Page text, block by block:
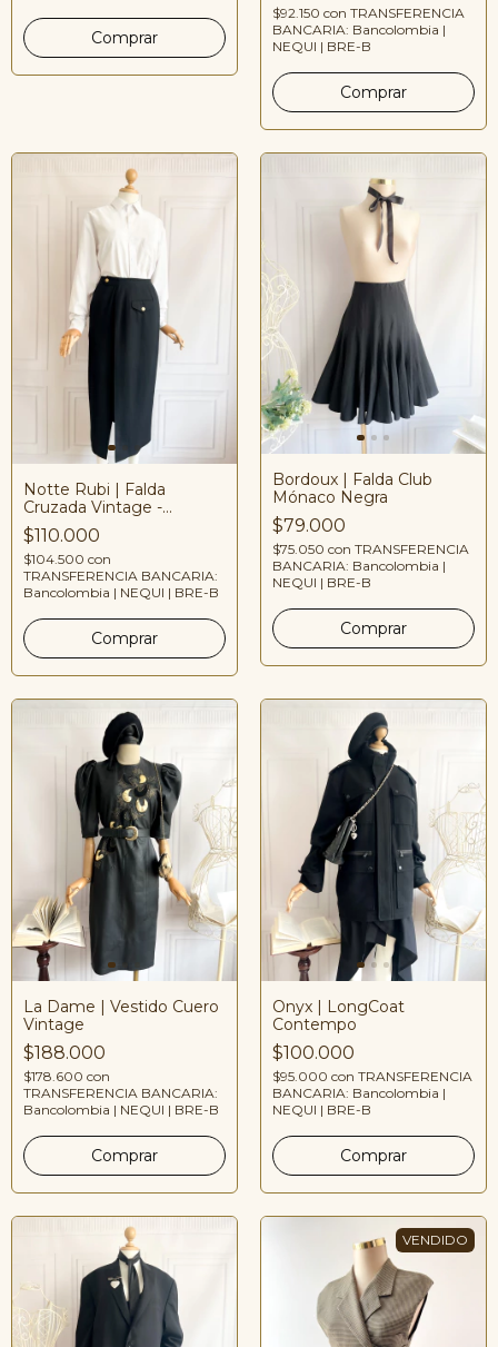
$92.150 con TRANSFERENCIA
BANCARIA: Bancolombia |
NEQUI | BRE-B
Notte Rubi | Falda
Cruzada Vintage -
Reworked
$110.000
$104.500 con
TRANSFERENCIA BANCARIA:
Bancolombia | NEQUI | BRE-B
Bordoux | Falda Club
Mónaco Negra
$79.000
$75.050 con TRANSFERENCIA
BANCARIA: Bancolombia |
NEQUI | BRE-B
La Dame | Vestido Cuero
Vintage
$188.000
$178.600 con
TRANSFERENCIA BANCARIA:
Bancolombia | NEQUI | BRE-B
Onyx | LongCoat
Contempo
$100.000
$95.000 con TRANSFERENCIA
BANCARIA: Bancolombia |
NEQUI | BRE-B